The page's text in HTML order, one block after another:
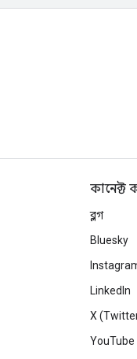
কানেক্ট
ব্লগ
Bluesky
LinkedIn
X
YouTube